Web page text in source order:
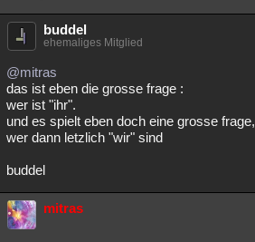
Übersichten
Besucht Teilgenommen
Lesenswert
buddel
ehemaliges Mitglied
@mitras
das ist eben die grosse frage :
wer ist "ihr".
und es spielt eben doch eine grosse frage,
wer dann letzlich "wir" sind
buddel
mitras